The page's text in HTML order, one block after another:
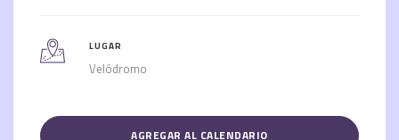
LUGAR
Velódromo
AGREGAR AL CALENDARIO